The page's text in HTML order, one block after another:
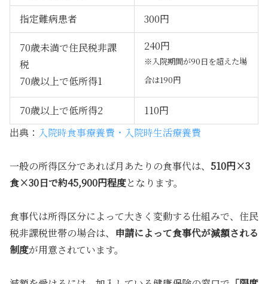
指定難病患者
300円
70歳未満で住民税非課
税
70歳以上で低所得1
240円
※入院期間が90日を超えた場
合は190円
70歳以上で低所得2
110円
出典： 入院時食事療養費・入院時生活療養費
一般の所得区分であれば月あたりの食事代は、 510円×3
食×30日で約45,900円程度となります。
食事代は所得区分によって大きく変動する仕組みで、住民
税非課税世帯の場合は、 申請によって食事代が減額される
制度が用意されています。